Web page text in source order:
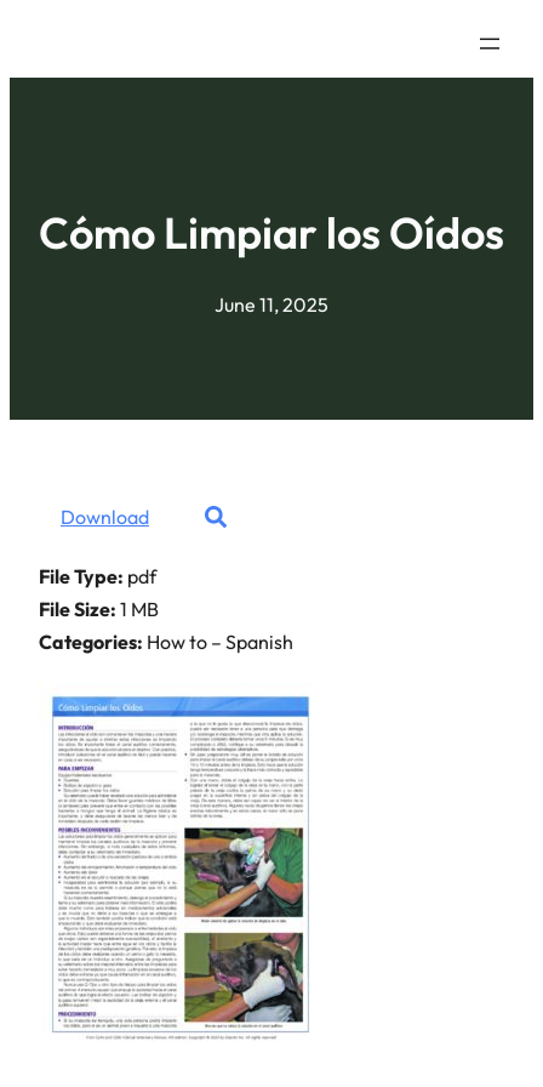
Cómo Limpiar los Oídos
June 11, 2025
Download
File Type: pdf
File Size: 1 MB
Categories: How to – Spanish